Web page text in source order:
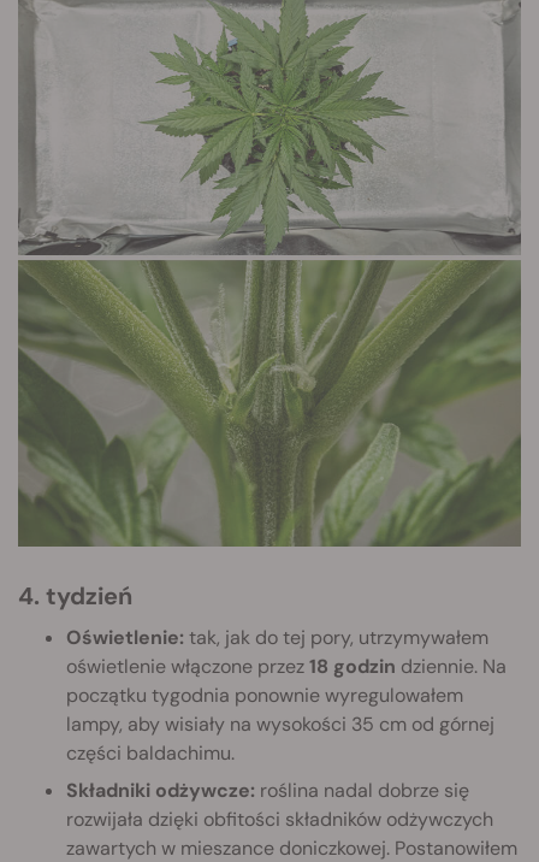
4. tydzień
Oświetlenie: tak, jak do tej pory, utrzymywałem
oświetlenie włączone przez18 godzin dziennie. Na
początku tygodnia ponownie wyregulowałem
lampy, aby wisiały na wysokości 35 cm od górnej
części baldachimu.
Składniki odżywcze: roślina nadal dobrze się
rozwijała dzięki obfitości składników odżywczych
zawartych w mieszance doniczkowej. Postanowiłem